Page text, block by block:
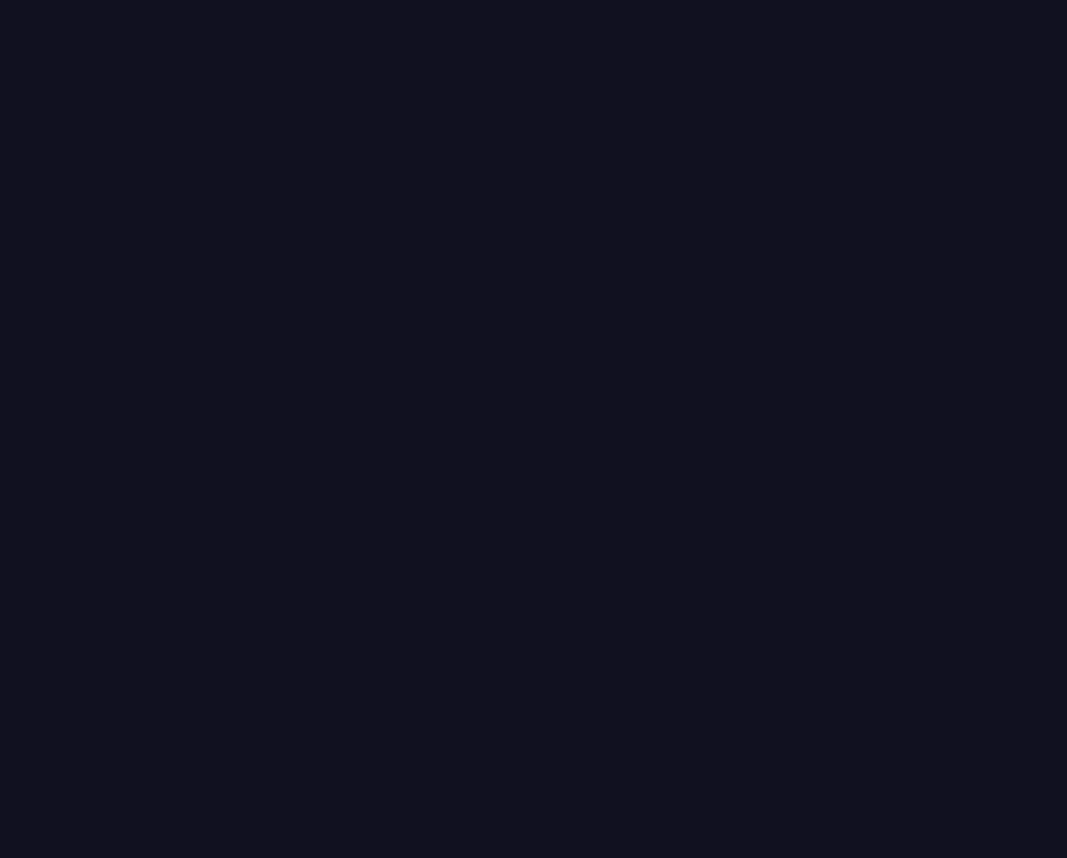
garantizada
Artificial por una semana